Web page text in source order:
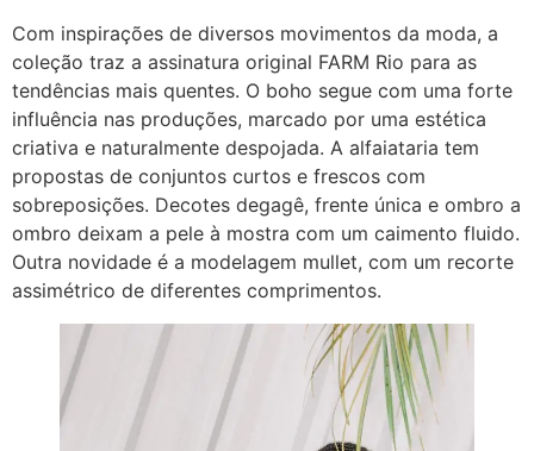
Com inspirações de diversos movimentos da moda, a
coleção traz a assinatura original FARM Rio para as
tendências mais quentes. O boho segue com uma forte
influência nas produções, marcado por uma estética
criativa e naturalmente despojada. A alfaiataria tem
propostas de conjuntos curtos e frescos com
sobreposições. Decotes degagê, frente única e ombro a
ombro deixam a pele à mostra com um caimento fluido.
Outra novidade é a modelagem mullet, com um recorte
assimétrico de diferentes comprimentos.